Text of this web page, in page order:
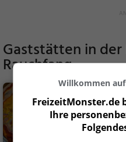
Gaststätten in der
Rauchfang
Leonardo
Pizzeria
Willkommen
FreizeitMonster.de
Ihre